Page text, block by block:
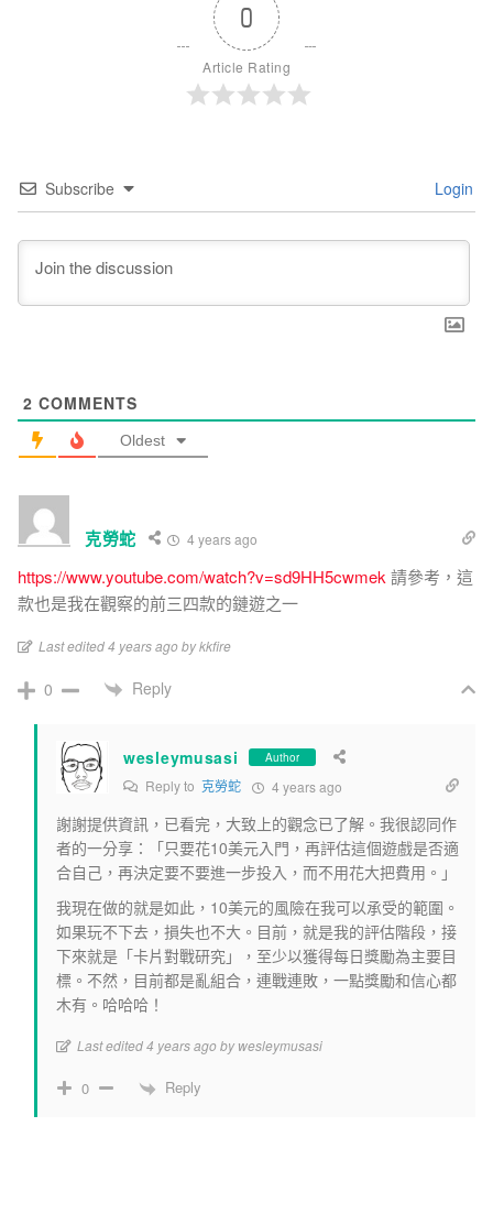
0
Article Rating
Subscribe Login
2 COMMENTS
Oldest
克勞蛇 4 years ago
https://www.youtube.com/watch?v=sd9HH5cwmek 請參考，這
款也是我在觀察的前三四款的鏈遊之一
Last edited 4 years ago by kkfire
0 Reply
wesleymusasi Author
Reply to 克勞蛇 4 years ago
謝謝提供資訊，已看完，大致上的觀念已了解。我很認同作
者的一分享：「只要花10美元入門，再評估這個遊戲是否適
合自己，再決定要不要進一步投入，而不用花大把費用。」
我現在做的就是如此，10美元的風險在我可以承受的範圍。
如果玩不下去，損失也不大。目前，就是我的評估階段，接
下來就是「卡片對戰研究」，至少以獲得每日獎勵為主要目
標。不然，目前都是亂組合，連戰連敗，一點獎勵和信心都
木有。哈哈哈！
Last edited 4 years ago by wesleymusasi
0 Reply